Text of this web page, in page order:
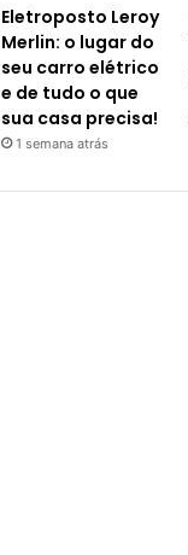
Eletroposto Leroy
Merlin: o lugar do
seu carro elétrico
e de tudo o que
sua casa precisa!
1 semana atrás